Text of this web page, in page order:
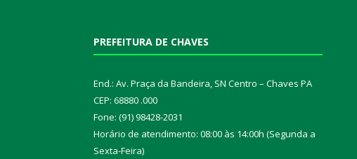
PREFEITURA DE CHAVES
End.: Av. Praça da Bandeira, SN Centro – Chaves PA
CEP: 68880 .000
Fone: (91) 98428-2031
Horário de atendimento: 08:00 às 14:00h (Segunda a
Sexta-Feira)